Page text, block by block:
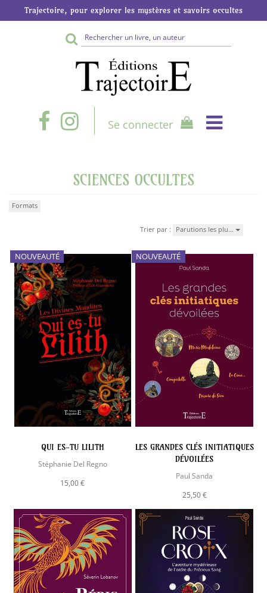
Trajectoire, pour explorer les mystères et savoirs occultes
Rechercher
sur
le
site
Se connecter
SCIENCES OCCULTES
Formats
Trier par : Parutions les plu…
NOUVEAUTÉ
QUI ES-TU LILITH
Stéphanie Del Regno
15,00 €
NOUVEAUTÉ
LES GRANDES CLÉS INITIATIQUES
DÉVOILÉES
Paul Sanda
25,50 €